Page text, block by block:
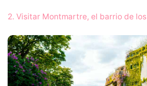
2. Visitar Montmartre, el barrio de